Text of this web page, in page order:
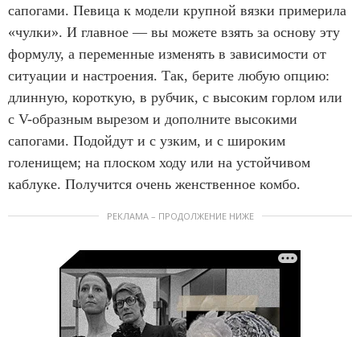
сапогами. Певица к модели крупной вязки примерила
«чулки». И главное — вы можете взять за основу эту
формулу, а переменные изменять в зависимости от
ситуации и настроения. Так, берите любую опцию:
длинную, короткую, в рубчик, с высоким горлом или
с V-образным вырезом и дополните высокими
сапогами. Подойдут и с узким, и с широким
голенищем; на плоском ходу или на устойчивом
каблуке. Получится очень женственное комбо.
РЕКЛАМА – ПРОДОЛЖЕНИЕ НИЖЕ